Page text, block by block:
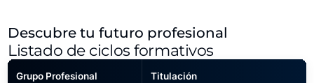
Descubre tu futuro profesional
Listado de ciclos formativos
Grupo Profesional Titulación